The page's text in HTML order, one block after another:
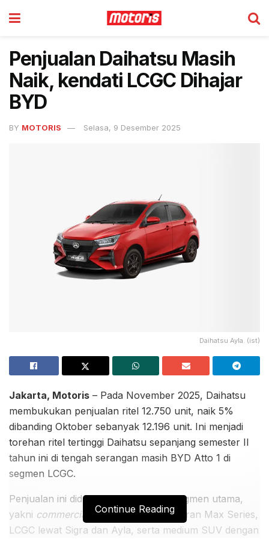
Penjualan Daihatsu Masih
Naik, kendati LCGC Dihajar
BYD
BY MOTORIS Selasa, 9 Desember 2025
Daihatsu Ayla. (ist)
Jakarta, Motoris – Pada November 2025, Daihatsu
membukukan penjualan ritel 12.750 unit, naik 5%
dibanding Oktober sebanyak 12.196 unit. Ini menjadi
torehan ritel tertinggi Daihatsu sepanjang semester II
tahun ini di tengah serangan masih BYD Atto 1 di
segmen LCGC.
Penjualan ini didukung model di tiga segmen utama,
yakni commercial lowdengan model Gran Max Series,
LCGC lewat Sigra dan Ayla, serta medium SUV dengan
Continue Reading